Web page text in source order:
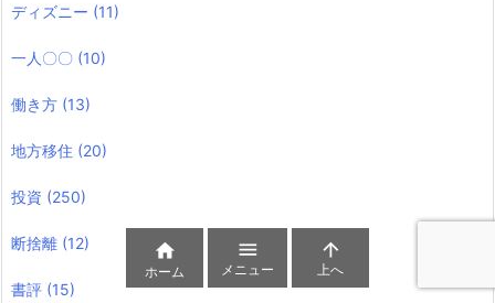
ディズニー (11)
一人〇〇 (10)
働き方 (13)
地方移住 (20)
投資 (250)
断捨離 (12)
書評 (15)

ホーム

メニュー

上へ